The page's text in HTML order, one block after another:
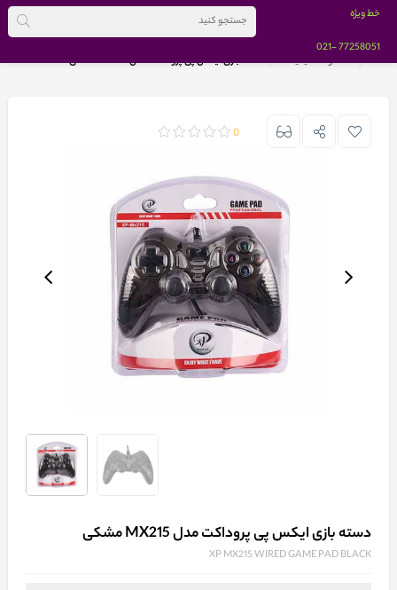
خط ویژه
77258051
-021
خانه
محصولات گیمینگ دسته بازی ایکس پی پروداکت مدل MX215 مشکی
دسته بازی ایکس پی پروداکت مدل MX215 مشکی
XP MX215 WIRED GAME PAD BLACK
0